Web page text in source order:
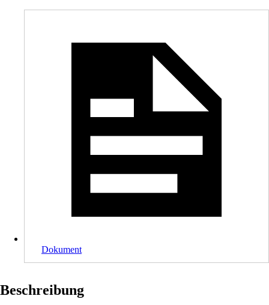
Dokument
Beschreibung